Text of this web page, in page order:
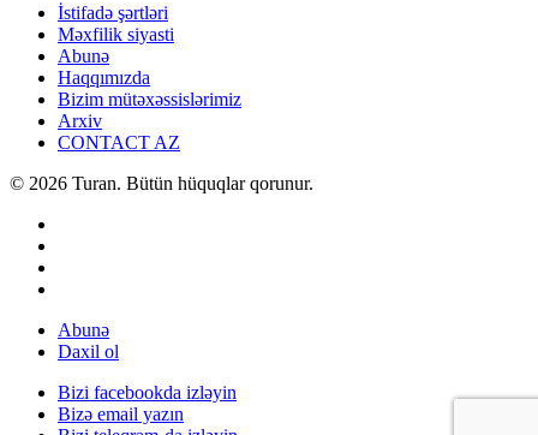
İstifadə şərtləri
Məxfilik siyasti
Abunə
Haqqımızda
Bizim mütəxəssislərimiz
Arxiv
CONTACT AZ
© 2026 Turan. Bütün hüquqlar qorunur.
Abunə
Daxil ol
Bizi facebookda izləyin
Bizə email yazın